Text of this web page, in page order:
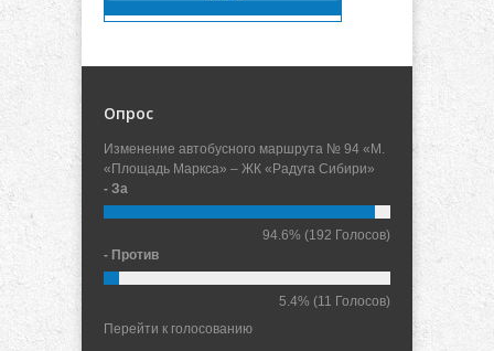
Опрос
Изменение автобусного маршрута № 94 «М.
«Площадь Маркса» – ЖК «Радуга Сибири»
- За
94.6% (192 Голосов)
- Против
5.4% (11 Голосов)
Перейти к голосованию